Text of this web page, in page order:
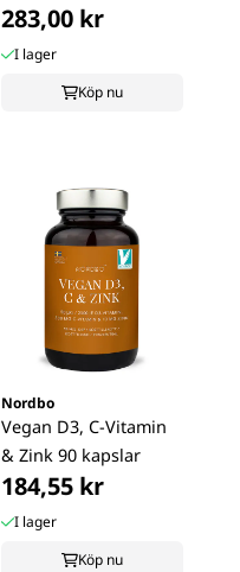
283,00 kr
I lager
Köp nu
Nordbo
Vegan D3, C-Vitamin
& Zink 90 kapslar
184,55 kr
I lager
Köp nu